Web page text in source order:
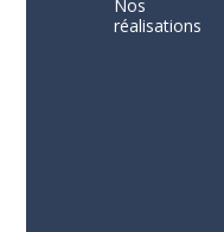
Nos
réalisations